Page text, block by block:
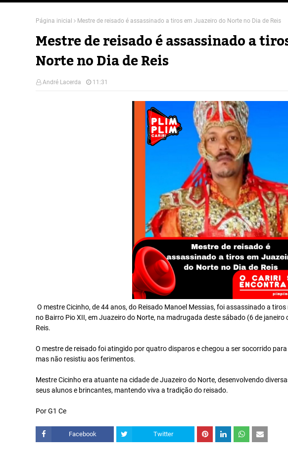
Página inicial Mestre de reisado é assassinado a tiros em Juazeiro do Norte no Dia de Reis
Mestre de reisado é assassinado a
Norte no Dia de Reis
André Lacerda 11:31
O mestre Cicinho, de 44 anos, do Reisado Manoel Messias, foi assassinado a
no Bairro Pio XII, em Juazeiro do Norte, na madrugada deste sábado (6 de janeiro
Reis.
O mestre de reisado foi atingido por quatro disparos e chegou a ser socorrido
mas não resistiu aos ferimentos.
Mestre Cicinho era atuante na cidade de Juazeiro do Norte, desenvolvendo
seus alunos e brincantes, mantendo viva a tradição do reisado.
Por G1 Ce
Facebook Twitter